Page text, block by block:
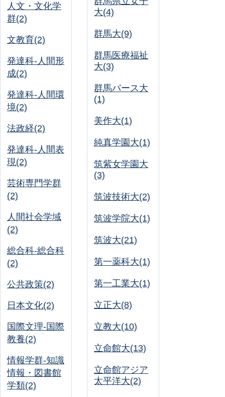
人文・文化学
群(2)
文教育(2)
発達科-人間形
成(2)
発達科-人間環
境(2)
法政経(2)
発達科-人間表
現(2)
芸術専門学群
(2)
人間社会学域
(2)
総合科-総合科
(2)
公共政策(2)
日本文化(2)
国際文理-国際
教養(2)
情報学群-知識
情報・図書館
学類(2)
大(4)
群馬大(9)
群馬医療福祉
大(3)
群馬パース大
(1)
美作大(1)
純真学園大(1)
筑紫女学園大
(3)
筑波技術大(2)
筑波学院大(1)
筑波大(21)
第一薬科大(1)
第一工業大(1)
立正大(8)
立教大(10)
立命館大(13)
立命館アジア
太平洋大(2)